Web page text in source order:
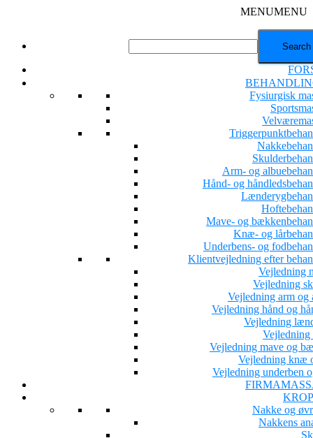
MENUMENU
Fysiurgisk
Arm- og
Hånd- og
Mave- og
Knæ- og
Underbens- og
Klientvejledning efter
Vejledning
Vejledning
Vejledning arm og
Vejledning hånd og
Vejledning
Vejledning
Vejledning mave og
Vejledning knæ
Vejledning underben
Nakke og
Nakkens